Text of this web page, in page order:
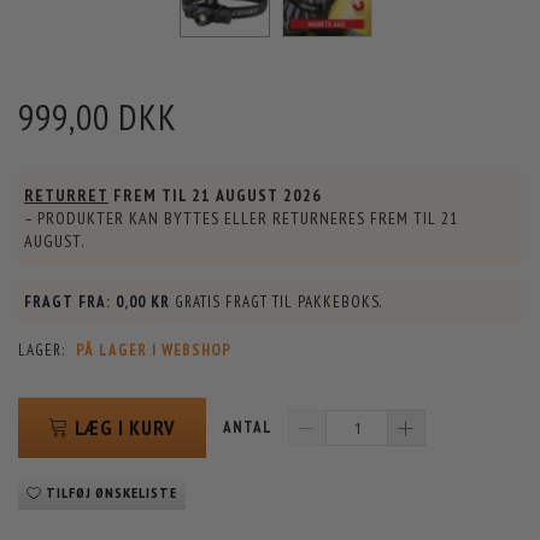
999,00 DKK
RETURRET FREM TIL 21 AUGUST 2026
– PRODUKTER KAN BYTTES ELLER RETURNERES FREM TIL 21
AUGUST.
FRAGT FRA: 0,00 KR GRATIS FRAGT TIL PAKKEBOKS.
LAGER: PÅ LAGER I WEBSHOP
LÆG I KURV ANTAL
TILFØJ ØNSKELISTE